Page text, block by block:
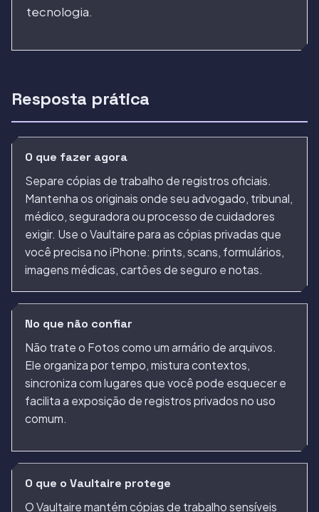
tecnologia.
Resposta prática
O que fazer agora
Separe cópias de trabalho de registros oficiais.
Mantenha os originais onde seu advogado, tribunal,
médico, seguradora ou processo de cuidadores
exigir. Use o Vaultaire para as cópias privadas que
você precisa no iPhone: prints, scans, formulários,
imagens médicas, cartões de seguro e notas.
No que não confiar
Não trate o Fotos como um armário de arquivos.
Ele organiza por tempo, mistura contextos,
sincroniza com lugares que você pode esquecer e
facilita a exposição de registros privados no uso
comum.
O que o Vaultaire protege
O Vaultaire mantém cópias de trabalho sensíveis